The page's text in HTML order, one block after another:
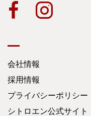
会社情報
採用情報
プライバシーポリシー
シトロエン公式サイト